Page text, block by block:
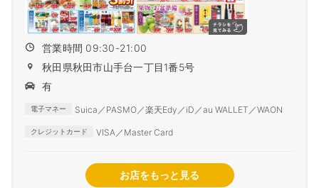
営業時間 09:30-21:00
秋田県秋田市山手台一丁目1番5号
有
電子マネー Suica／PASMO／楽天Edy／iD／au WALLET／WAON
クレジットカード VISA／Master Card
お店をもっと見る